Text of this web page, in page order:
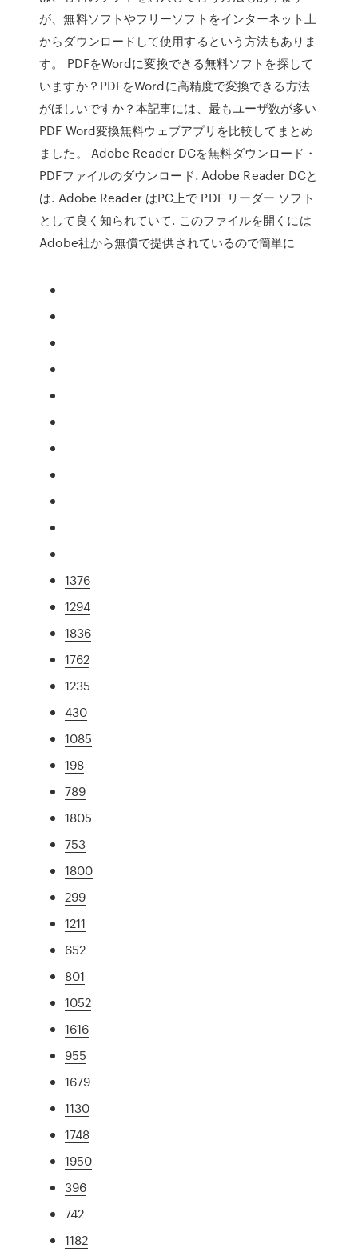
が、無料ソフトやフリーソフトをインターネット上
からダウンロードして使用するという方法もありま
す。 PDFをWordに変換できる無料ソフトを探して
いますか？PDFをWordに高精度で変換できる方法
がほしいですか？本記事には、最もユーザ数が多い
PDF Word変換無料ウェブアプリを比較してまとめ
ました。 Adobe Reader DCを無料ダウンロード・
PDFファイルのダウンロード. Adobe Reader DCと
は. Adobe Reader はPC上で PDF リーダー ソフト
として良く知られていて. このファイルを開くには
Adobe社から無償で提供されているので簡単に
1376
1294
1836
1762
1235
430
1085
198
789
1805
753
1800
299
1211
652
801
1052
1616
955
1679
1130
1748
1950
396
742
1182